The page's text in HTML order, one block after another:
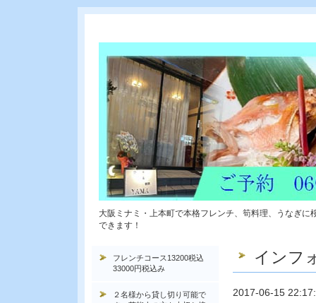
大阪ミナミ・上本町で本格フレンチ、筍料理、うなぎ
できます！
インフ
2017-06-15
フレンチコース13200税込
33000円税込み
２名様から貸し切り可能で